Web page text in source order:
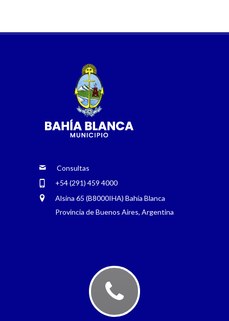
Consultas
+54 (291) 459 4000
Alsina 65 (B8000IHA) Bahía Blanca
Provincia de Buenos Aires, Argentina